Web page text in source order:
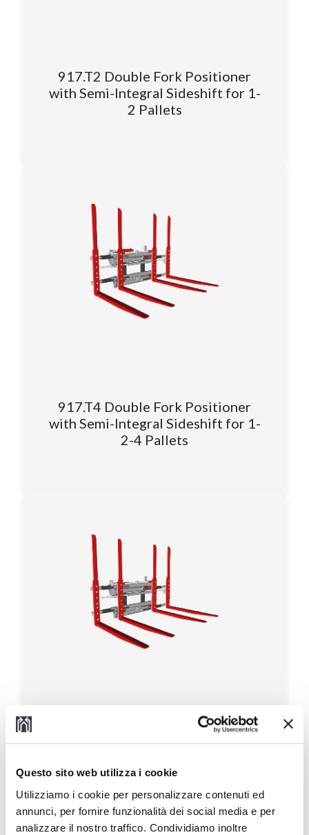
Questo sito web utilizza i cookie
Utilizziamo i cookie per personalizzare contenuti ed
annunci, per fornire funzionalità dei social media e per
analizzare il nostro traffico. Condividiamo inoltre
917.T2 Double Fork Positioner
with Semi-Integral Sideshift for 1-
2 Pallets
917.T4 Double Fork Positioner
with Semi-Integral Sideshift for 1-
2-4 Pallets
917.2 Double Fork Positioner for